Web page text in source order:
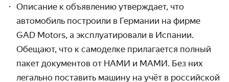
Описание к объявлению утверждает, что
автомобиль построили в Германии на фирме
GAD Motors, а эксплуати­ровали в Испании.
Обещают, что к самоделке прилагается полный
пакет документов от НАМИ и МАМИ. Без них
легально поставить машину на учёт в российской